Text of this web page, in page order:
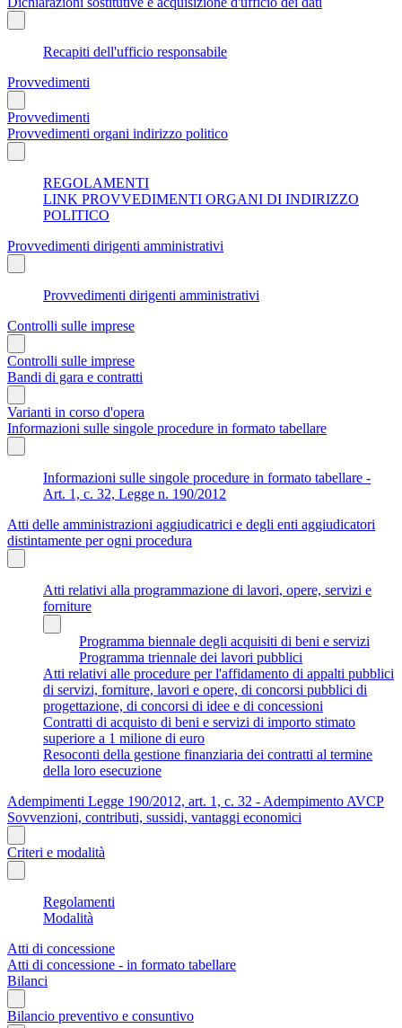
Recapiti dell'ufficio responsabile
Provvedimenti
Provvedimenti
Provvedimenti organi indirizzo politico
REGOLAMENTI
LINK PROVVEDIMENTI ORGANI DI INDIRIZZO
POLITICO
Provvedimenti dirigenti amministrativi
Provvedimenti dirigenti amministrativi
Controlli sulle imprese
Controlli sulle imprese
Bandi di gara e contratti
Varianti in corso d'opera
Informazioni sulle singole procedure in formato tabellare
Informazioni sulle singole procedure in formato tabellare -
Art. 1, c. 32, Legge n. 190/2012
Atti delle amministrazioni aggiudicatrici e degli enti aggiudicatori
distintamente per ogni procedura
Atti relativi alla programmazione di lavori, opere, servizi e
forniture
Programma biennale degli acquisiti di beni e servizi
Programma triennale dei lavori pubblici
Atti relativi alle procedure per l'affidamento di appalti pubblici
di servizi, forniture, lavori e opere, di concorsi pubblici di
progettazione, di concorsi di idee e di concessioni
Contratti di acquisto di beni e servizi di importo stimato
superiore a 1 milione di euro
Resoconti della gestione finanziaria dei contratti al termine
della loro esecuzione
Adempimenti Legge 190/2012, art. 1, c. 32 - Adempimento AVCP
Sovvenzioni, contributi, sussidi, vantaggi economici
Criteri e modalità
Regolamenti
Modalità
Atti di concessione
Atti di concessione - in formato tabellare
Bilanci
Bilancio preventivo e consuntivo